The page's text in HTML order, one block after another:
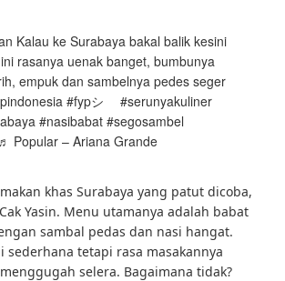
Kalau ke Surabaya bakal balik kesini
rasanya uenak banget, bumbunya
empuk dan sambelnya pedes seger
#fypシ゚ #serunyakuliner
#nasibabat #segosambel
Popular – Ariana Grande
khas Surabaya yang patut dicoba,
Yasin. Menu utamanya adalah babat
sambal pedas dan nasi hangat.
sederhana tetapi rasa masakannya
selera. Bagaimana tidak?